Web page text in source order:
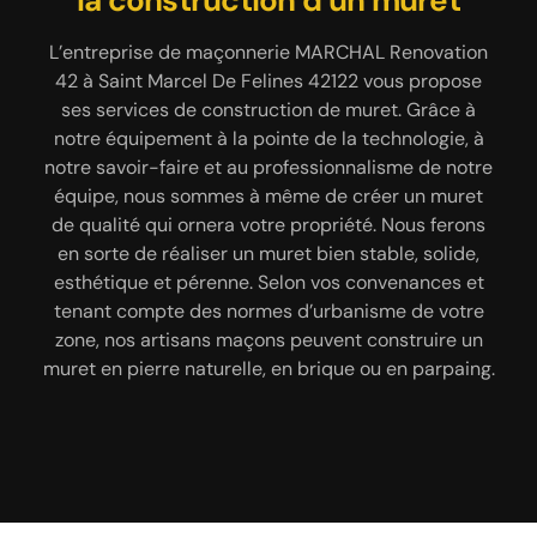
L’entreprise de maçonnerie MARCHAL Renovation
42 à Saint Marcel De Felines 42122 vous propose
ses services de construction de muret. Grâce à
notre équipement à la pointe de la technologie, à
notre savoir-faire et au professionnalisme de notre
équipe, nous sommes à même de créer un muret
de qualité qui ornera votre propriété. Nous ferons
en sorte de réaliser un muret bien stable, solide,
esthétique et pérenne. Selon vos convenances et
tenant compte des normes d’urbanisme de votre
zone, nos artisans maçons peuvent construire un
muret en pierre naturelle, en brique ou en parpaing.
Felines 42122
Le devis maçonnerie à Saint Marcel De Felines
42122 est un document accessible gratuitement si
vous le demandez auprès de l’entreprise MARCHAL
Renovation 42. Votre devis personnalisé et sur
mesure est à tenir en main dans les 24 heures qui
suivront la requête. Il met en exergue le tarif de
notre intervention, le coût des matériaux, la durée
du chantier, les dates de début et de fin des
travaux, etc. Si notre offre vous convient, n’hésitez
pas à nous contacter avant la date d’expiration du
devis. En plus de sa gratuité, le devis maçonnerie
MARCHAL Renovation 42
Vous avez un budget bien précis pour concrétiser
votre projet de maçonnerie 42122 ? N’hésitez pas à
nous le communiquer. En effet, nous pourrons
étudier la faisabilité de votre projet en fonction de
votre budget. Ensuite, notre entreprise de
maçonnerie MARCHAL Renovation 42 va avancer
une solution en adéquation avec vos moyens
financiers. Vous l’aurez compris, MARCHAL
Renovation 42 est un maçon pas cher près de chez
vous. Non seulement nous proposons le meilleur
prix maçonnerie à Saint Marcel De Felines, mais